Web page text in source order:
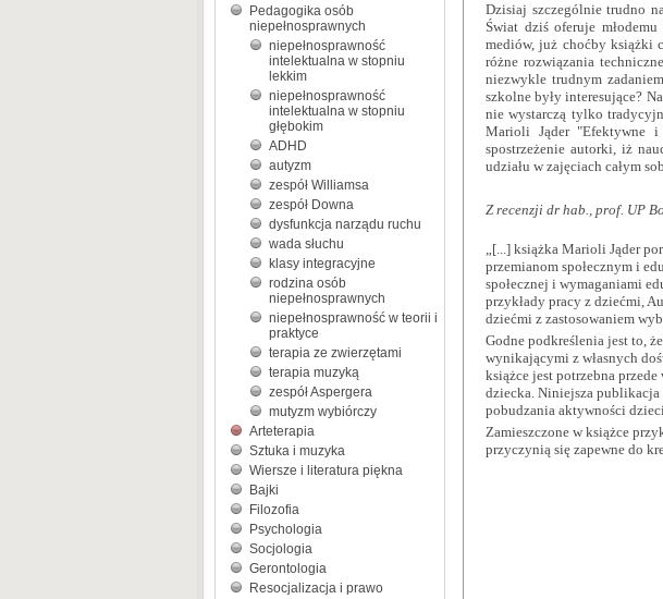
Pedagogika osób
niepełnosprawnych
niepełnosprawność
intelektualna w stopniu
lekkim
niepełnosprawność
intelektualna w stopniu
głębokim
ADHD
autyzm
zespół Williamsa
zespół Downa
dysfunkcja narządu ruchu
wada słuchu
klasy integracyjne
rodzina osób
niepełnosprawnych
niepełnosprawność w teorii i
praktyce
terapia ze zwierzętami
terapia muzyką
zespół Aspergera
mutyzm wybiórczy
Arteterapia
Sztuka i muzyka
Wiersze i literatura piękna
Bajki
Filozofia
Psychologia
Socjologia
Gerontologia
Resocjalizacja i prawo
Dzisiaj szczególnie trudno
Świat dziś oferuje
mediów, już choćby książki
różne rozwiązania
niezwykle trudnym
szkolne były interesujące?
nie wystarczą tylko
Marioli Jąder "Efektywne
spostrzeżenie autorki, iż
udziału w zajęciach całym
Z recenzji dr hab., prof. UP
„[...] książka Marioli Jąder
przemianom społecznym i
społecznej i wymaganiami
przykłady pracy z dziećmi,
dziećmi z zastosowaniem
Godne podkreślenia jest to,
wynikającymi z własnych
książce jest potrzebna
dziecka. Niniejsza publikacja
pobudzania aktywności
Zamieszczone w książce
przyczynią się zapewne do